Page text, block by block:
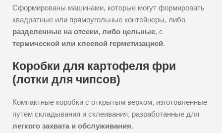
Сформированы машинами, которые могут формировать
квадратные или прямоугольные контейнеры, либо
разделенные на отсеки, либо цельные, с
термической или клеевой герметизацией.
Коробки для картофеля фри
(лотки для чипсов)
Компактные коробки с открытым верхом, изготовленные
путем складывания и склеивания, разработанные для
легкого захвата и обслуживания.